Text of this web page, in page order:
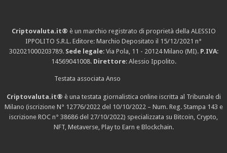
Criptovaluta.it® è un marchio registrato di proprietà della ALESSIO
IPPOLITO S.R.L. Editore: Marchio Depositato il 15/12/2021 n°
302021000203789. Sede legale: Via Pola, 11 - 20124 Milano (MI). P.IVA:
14569041008. Direttore: Alessio Ippolito.
Testata associata Anso
Criptovaluta.it® è una testata giornalistica online iscritta al Tribunale di
Milano (iscrizione N° 12776/2022 del 10/10/2022 – Num. Reg. Stampa 143 e
iscrizione ROC n° 38686 del 27/10/2022) specializzata su Bitcoin, Crypto,
NFT, Metaverse, Play to Earn e Blockchain.